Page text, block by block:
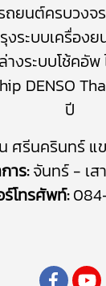
ถยนต์ครบวงจร
งระบบเครื่อง
างระบบโช้คอัพ
DENSO
ปี
ศรีนครินทร์ แ
าร:จันทร์ - เส
ร์โทรศัพท์: